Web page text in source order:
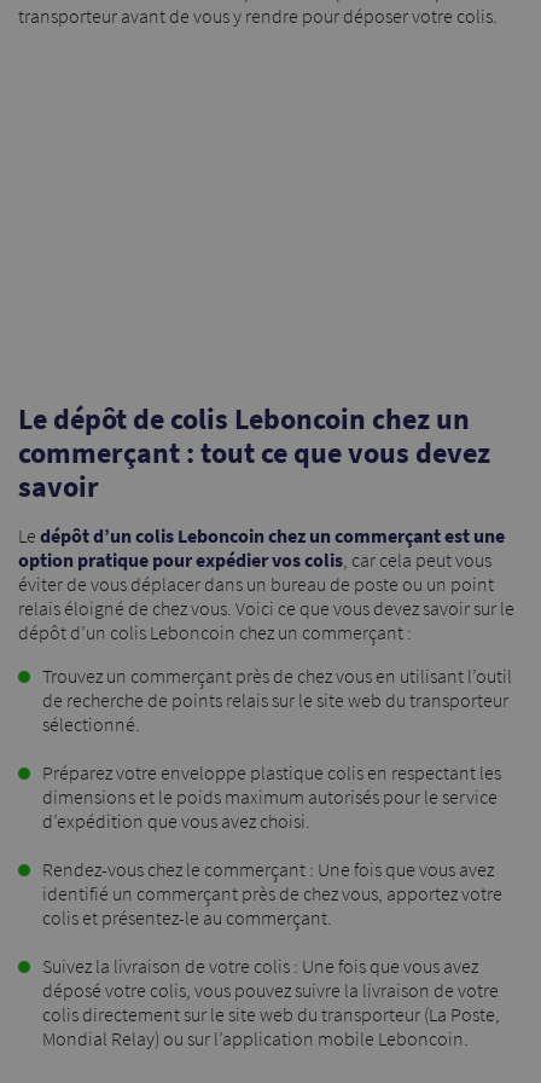
transporteur avant de vous y rendre pour déposer votre colis.
Le dépôt de colis Leboncoin chez un
commerçant : tout ce que vous devez
savoir
Le dépôt d’un colis Leboncoin chez un commerçant est une
option pratique pour expédier vos colis, car cela peut vous
éviter de vous déplacer dans un bureau de poste ou un point
relais éloigné de chez vous. Voici ce que vous devez savoir sur le
dépôt d’un colis Leboncoin chez un commerçant :
Trouvez un commerçant près de chez vous en utilisant l’outil
de recherche de points relais sur le site web du transporteur
sélectionné.
Préparez votre enveloppe plastique colis en respectant les
dimensions et le poids maximum autorisés pour le service
d’expédition que vous avez choisi.
Rendez-vous chez le commerçant : Une fois que vous avez
identifié un commerçant près de chez vous, apportez votre
colis et présentez-le au commerçant.
Suivez la livraison de votre colis : Une fois que vous avez
déposé votre colis, vous pouvez suivre la livraison de votre
colis directement sur le site web du transporteur (La Poste,
Mondial Relay) ou sur l’application mobile Leboncoin.